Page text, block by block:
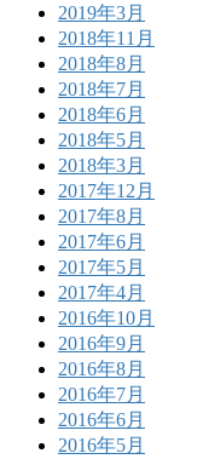
2019年3月
2018年11月
2018年8月
2018年7月
2018年6月
2018年5月
2018年3月
2017年12月
2017年8月
2017年6月
2017年5月
2017年4月
2016年10月
2016年9月
2016年8月
2016年7月
2016年6月
2016年5月